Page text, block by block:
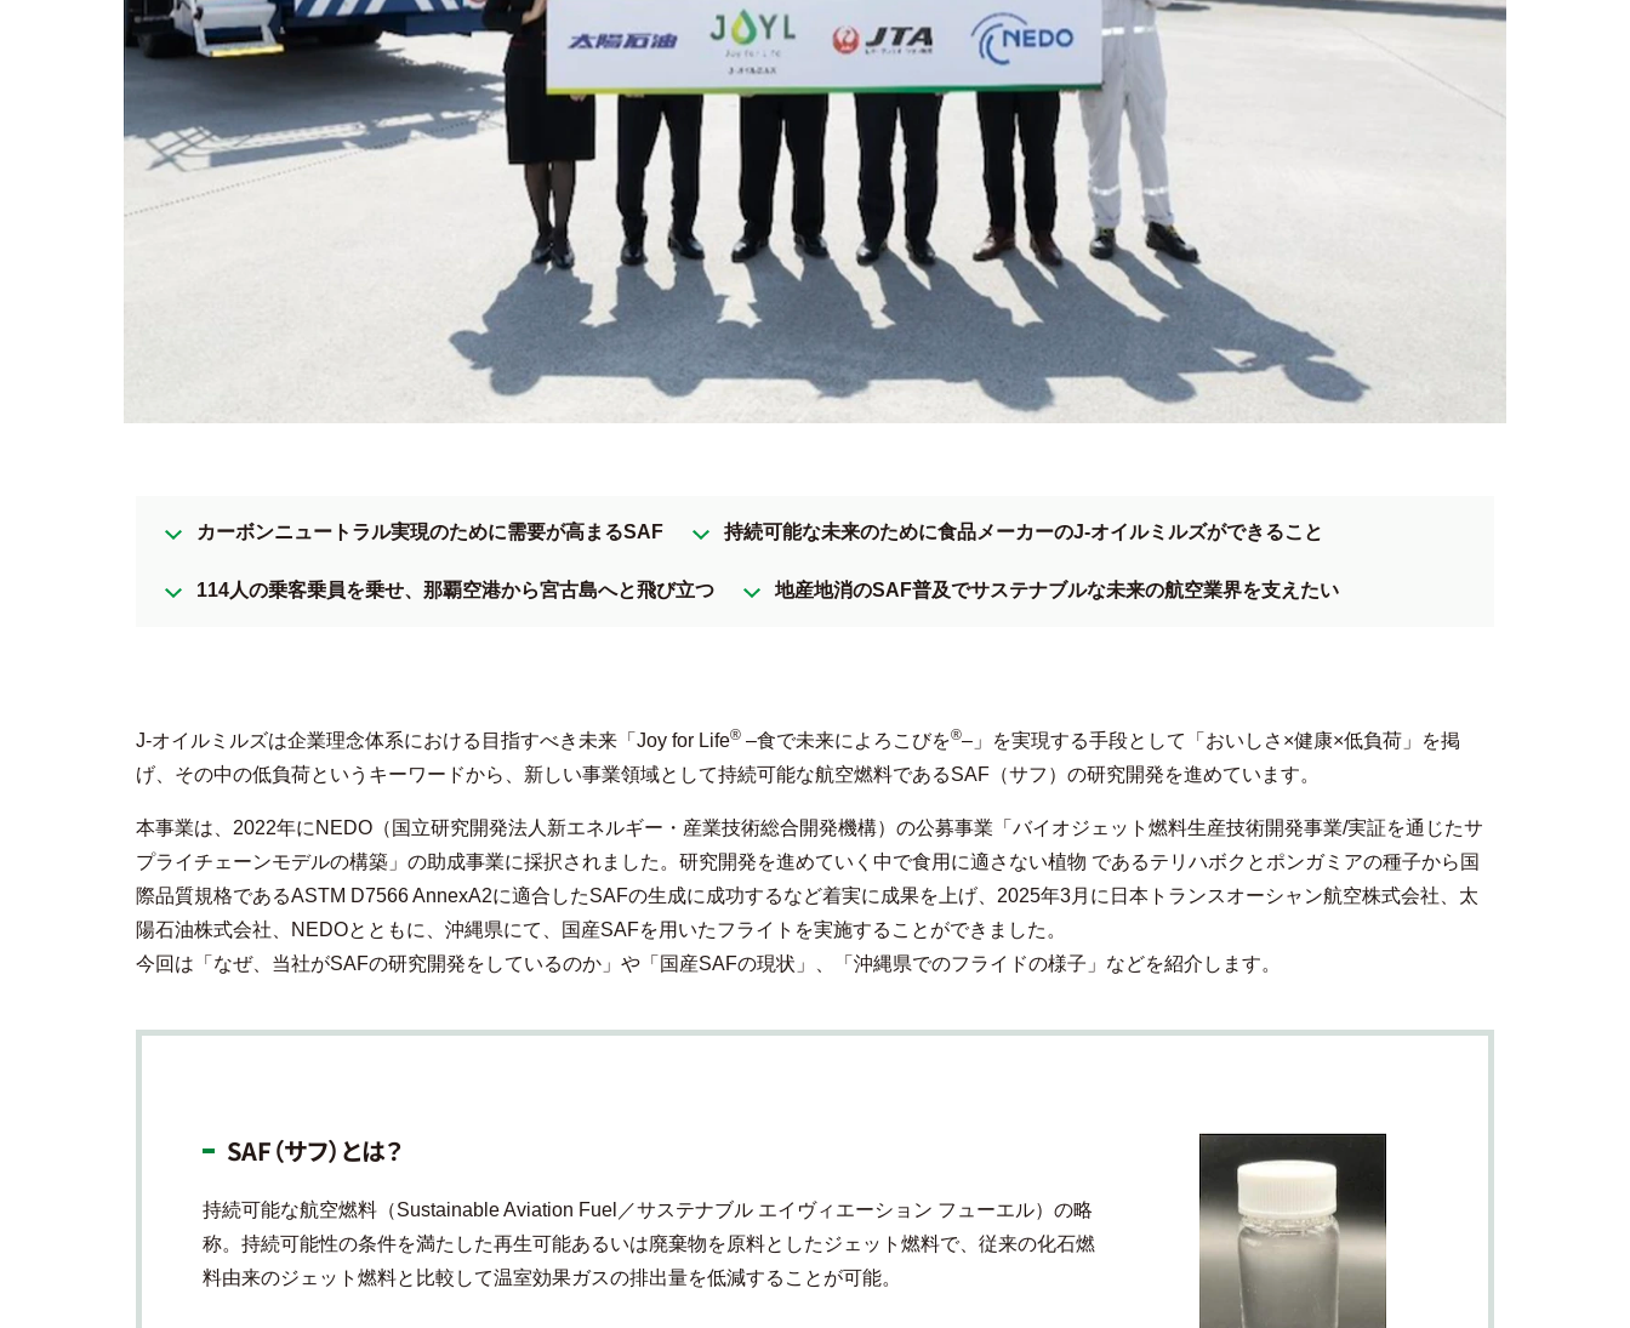
カーボンニュートラル実現のために需要が高まるSAF 持続可能な未来のために食品メーカーのJ-オイルミルズができること
114人の乗客乗員を乗せ、那覇空港から宮古島へと飛び立つ 地産地消のSAF普及でサステナブルな未来の航空業界を支えたい
J-オイルミルズは企業理念体系における目指すべき未来「Joy for Life® –食で未来によろこびを®–」を実現する手段として「おいしさ×健康×低負荷」を掲
げ、その中の低負荷というキーワードから、新しい事業領域として持続可能な航空燃料であるSAF（サフ）の研究開発を進めています。
本事業は、2022年にNEDO（国立研究開発法人新エネルギー・産業技術総合開発機構）の公募事業「バイオジェット燃料生産技術開発事業/実証を通じたサ
プライチェーンモデルの構築」の助成事業に採択されました。研究開発を進めていく中で食用に適さない植物 であるテリハボクとポンガミアの種子から国
際品質規格であるASTM D7566 AnnexA2に適合したSAFの生成に成功するなど着実に成果を上げ、2025年3月に日本トランスオーシャン航空株式会社、太
陽石油株式会社、NEDOとともに、沖縄県にて、国産SAFを用いたフライトを実施することができました。
今回は「なぜ、当社がSAFの研究開発をしているのか」や「国産SAFの現状」、「沖縄県でのフライドの様子」などを紹介します。
SAF（サフ）とは？
持続可能な航空燃料（Sustainable Aviation Fuel／サステナブル エイヴィエーション フューエル）の略
称。持続可能性の条件を満たした再生可能あるいは廃棄物を原料としたジェット燃料で、従来の化石燃
料由来のジェット燃料と比較して温室効果ガスの排出量を低減することが可能。